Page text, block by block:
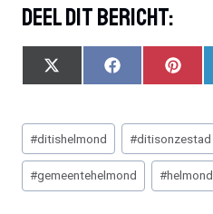
Deel Dit Bericht:
S
R
E
O
N
X
W
I
T
T
S
R
E
O
N
F
B
O
O
S
R
E
O
N
P
T
E
R
E
Bericht
tags:
#ditishelmond #ditisonzestad
#gemeentehelmond #helmond